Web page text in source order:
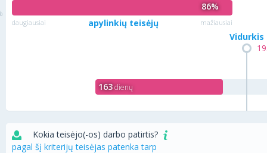
86%
daugiausiai apylinkių teisėjų mažiausiai
Vidurkis
163dienų
Kokia teisėjo(-os) darbo patirtis?
pagal šį kriterijų teisėjas patenka tarp